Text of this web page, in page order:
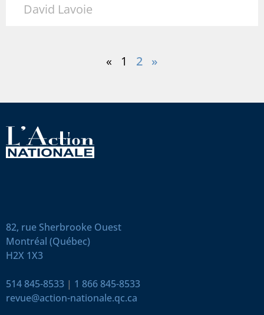
David Lavoie
« 1 2 »
82, rue Sherbrooke Ouest
Montréal (Québec)
H2X 1X3
514 845-8533 | 1 866 845-8533
revue@action-nationale.qc.ca